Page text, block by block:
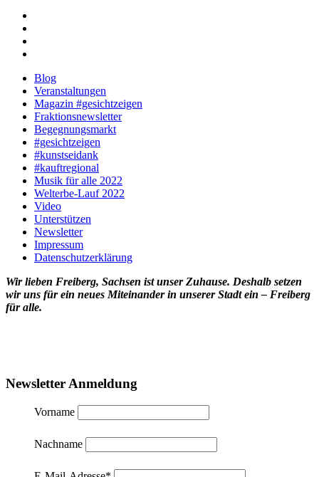
Blog
Veranstaltungen
Magazin #gesichtzeigen
Fraktionsnewsletter
Begegnungsmarkt
#gesichtzeigen
#kunstseidank
#kauftregional
Musik für alle 2022
Welterbe-Lauf 2022
Video
Unterstützen
Newsletter
Impressum
Datenschutzerklärung
Wir lieben Freiberg, Sachsen ist unser Zuhause. Deshalb setzen
wir uns für ein neues Miteinander in unserer Stadt ein – Freiberg
für alle.
Newsletter Anmeldung
Vorname
Nachname